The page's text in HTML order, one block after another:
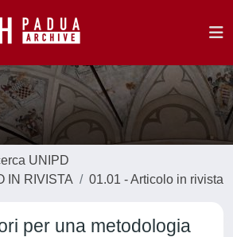
UNIPD
IN RIVISTA
01.01 - Articolo in rivista
per una metodologia